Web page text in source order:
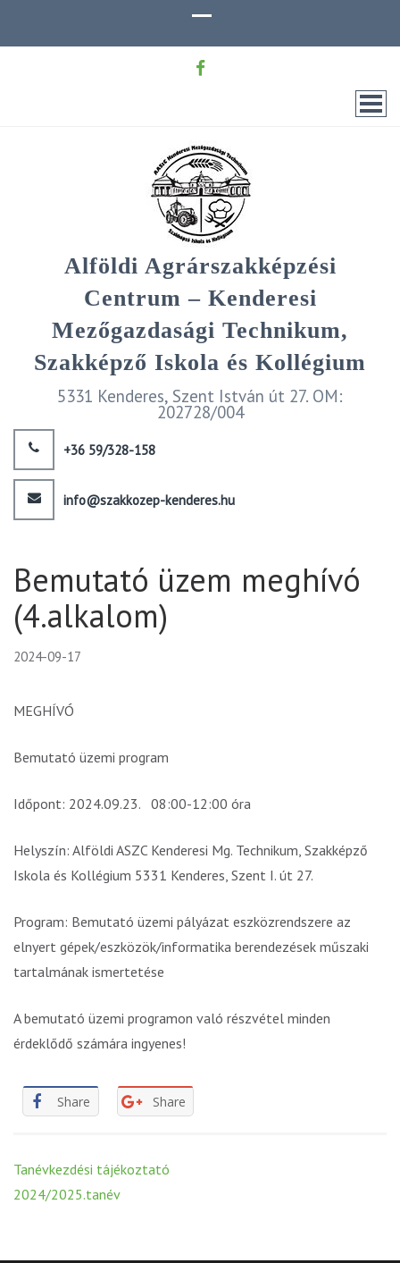
Alföldi Agrárszakképzési
Centrum – Kenderesi
Mezőgazdasági Technikum,
Szakképző Iskola és Kollégium
5331 Kenderes, Szent István út 27. OM:
202728/004
+36 59/328-158
info@szakkozep-kenderes.hu
Bemutató üzem meghívó
(4.alkalom)
2024-09-17
MEGHÍVÓ
Bemutató üzemi program
Időpont: 2024.09.23. 08:00-12:00 óra
Helyszín: Alföldi ASZC Kenderesi Mg. Technikum, Szakképző
Iskola és Kollégium 5331 Kenderes, Szent I. út 27.
Program: Bemutató üzemi pályázat eszközrendszere az
elnyert gépek/eszközök/informatika berendezések műszaki
tartalmának ismertetése
A bemutató üzemi programon való részvétel minden
érdeklődő számára ingyenes!
Share Share
Post
navigation
Tanévkezdési tájékoztató
2024/2025.tanév